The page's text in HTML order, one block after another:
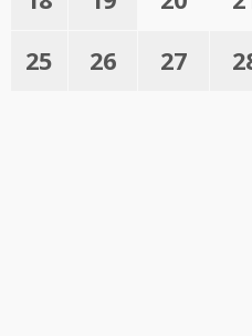
25
26 27